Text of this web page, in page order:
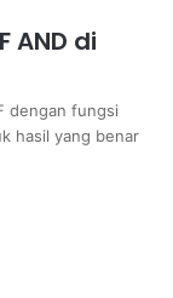
AND di
dengan fungsi
hasil yang benar